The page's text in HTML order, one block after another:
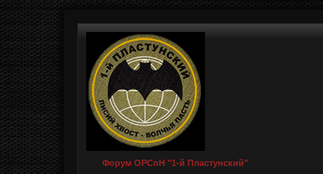
Форум ОРСпН "1-й Пластунский"